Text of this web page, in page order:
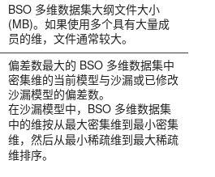
BSO 多维数据集大纲文件大小
(MB)。如果使用多个具有大量成
员的维，文件通常较大。
偏差数最大的 BSO 多维数据集中
密集维的当前模型与沙漏或已修改
沙漏模型的偏差数。
在沙漏模型中，BSO 多维数据集
中的维按从最大密集维到最小密集
维，然后从最小稀疏维到最大稀疏
维排序。